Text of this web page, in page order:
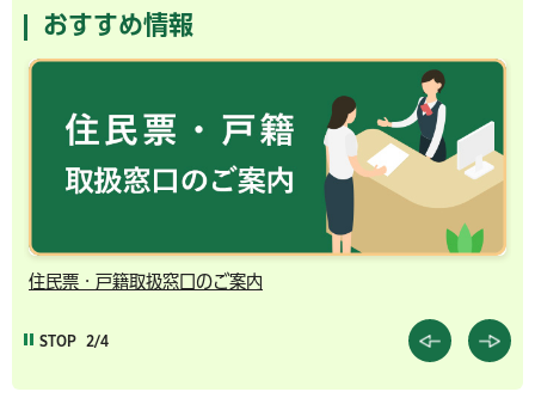
おすすめ情報
住民票・戸籍取扱窓口のご案内
STOP 2/4